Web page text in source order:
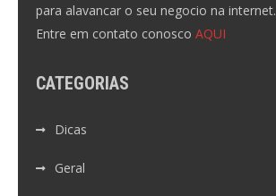
para alavancar o seu negocio na internet.
Entre em contato conosco AQUI
CATEGORIAS
Dicas
Geral